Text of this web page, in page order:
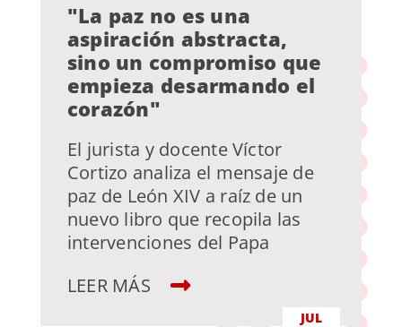
"La paz no es una
aspiración abstracta,
sino un compromiso que
empieza desarmando el
corazón"
El jurista y docente Víctor
Cortizo analiza el mensaje de
paz de León XIV a raíz de un
nuevo libro que recopila las
intervenciones del Papa
LEER MÁS
JUL